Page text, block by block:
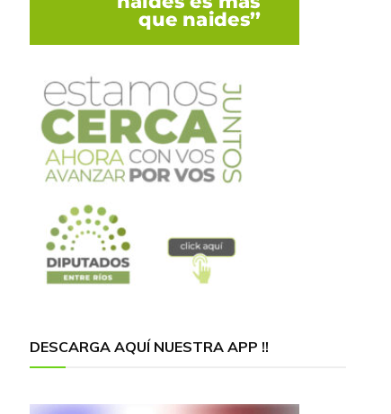
DESCARGA AQUÍ NUESTRA APP !!